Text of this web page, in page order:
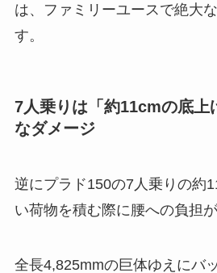
は、ファミリーユースで絶大
す。
7人乗りは「約11cmの底上
なダメージ
逆にプラド150の7人乗りの約
い荷物を積む際に腰への負担
全長4,825mmの巨体ゆえにバ